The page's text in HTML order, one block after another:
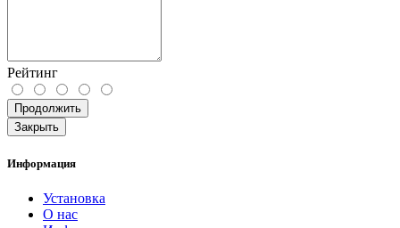
Рейтинг
Продолжить
Закрыть
Информация
Установка
О нас